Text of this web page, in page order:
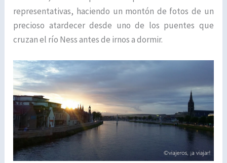
representativas, haciendo un montón de fotos de un
precioso atardecer desde uno de los puentes que
cruzan el río Ness antes de irnos a dormir.